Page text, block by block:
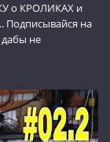
о КРОЛИКАХ и
Подписывайся на
дабы не